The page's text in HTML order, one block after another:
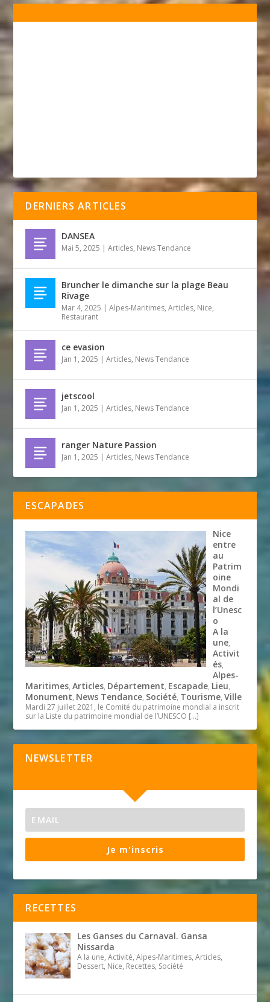
DERNIERS ARTICLES
DANSEA
Mai 5, 2025 |Articles, News Tendance
Bruncher le dimanche sur la plage Beau
Rivage
Mar 4, 2025 |Alpes-Maritimes,Articles, Nice,
Restaurant
ce evasion
Jan 1, 2025 |Articles, News Tendance
jetscool
Jan 1, 2025 |Articles, News Tendance
ranger Nature Passion
Jan 1, 2025 |Articles, News Tendance
ESCAPADES
Nice
entre
au
Patrim
oine
Mondi
al de
l’Unesc
o
A la
une,
Activit
és,
Alpes-
Maritimes,Articles, Département, Escapade, Lieu,
Monument, News Tendance, Société, Tourisme,Ville
Mardi 27 juillet 2021, le Comité du patrimoine mondial a inscrit
sur la Liste du patrimoine mondial de l’UNESCO […]
NEWSLETTER
Je m'inscris
RECETTES
Les Ganses du Carnaval. Gansa
Nissarda
A la une, Activité, Alpes-Maritimes, Articles,
Dessert, Nice, Recettes, Société